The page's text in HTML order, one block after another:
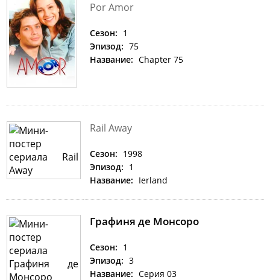
Por Amor
Сезон: 1
Эпизод: 75
Название: Chapter 75
Rail Away
Сезон: 1998
Эпизод: 1
Название: Ierland
Графиня де Монсоро
Сезон: 1
Эпизод: 3
Название: Серия 03